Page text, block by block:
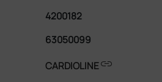
4200182
63050099
CARDIOLINElink